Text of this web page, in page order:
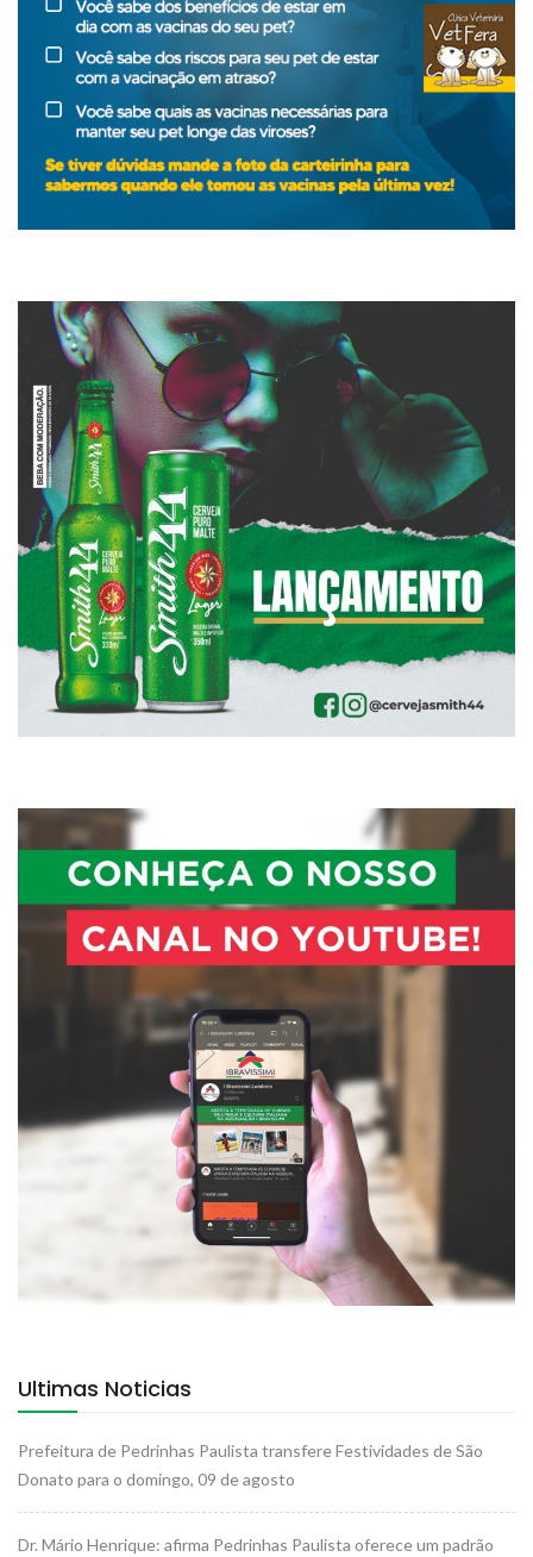
Ultimas Noticias
Prefeitura de Pedrinhas Paulista transfere Festividades de São
Donato para o domingo, 09 de agosto
Dr. Mário Henrique: afirma Pedrinhas Paulista oferece um padrão